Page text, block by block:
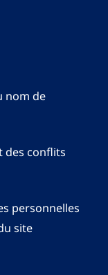
nom de
des conflits
personnelles
site